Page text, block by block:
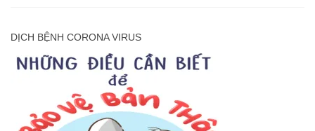
DỊCH BỆNH CORONA VIRUS